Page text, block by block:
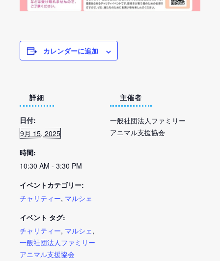
カレンダーに追加
詳細
日付:
9月 15, 2025
時間:
10:30 AM - 3:30 PM
イベントカテゴリー:
チャリティー, マルシェ
イベント タグ:
チャリティー, マルシェ,
一般社団法人ファミリー
アニマル支援協会
主催者
一般社団法人ファミリー
アニマル支援協会